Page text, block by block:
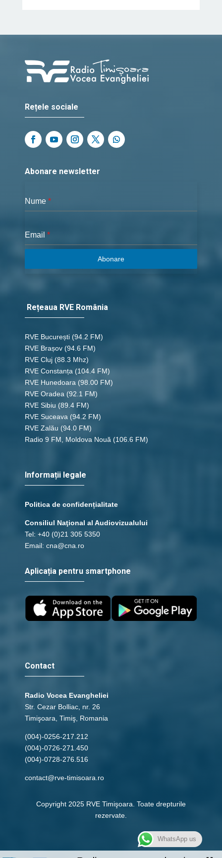
Rețele sociale
Abonare newsletter
Nume *
Email *
Abonare
Rețeaua RVE România
RVE București (94.2 FM)
RVE Brașov (94.6 FM)
RVE Cluj (88.3 Mhz)
RVE Constanța (104.4 FM)
RVE Hunedoara (98.00 FM)
RVE Oradea (92.1 FM)
RVE Sibiu (89.4 FM)
RVE Suceava (94.2 FM)
RVE Zalău (94.0 FM)
Radio 9 FM, Moldova Nouă (106.6 FM)
Informații legale
Politica de confidențialitate
Consiliul Naţional al Audiovizualului
Tel: +40 (0)21 305 5350
Email: cna@cna.ro
Aplicația pentru smartphone
Contact
Radio Vocea Evangheliei
Str. Cezar Bolliac, nr. 26
Timişoara, Timiş, Romania
(004)-0256-217.212
(004)-0726-271.450
(004)-0728-276.516
contact@rve-timisoara.ro
Copyright 2025 RVE Timişoara. Toate drepturile
rezervate.
WhatsApp us